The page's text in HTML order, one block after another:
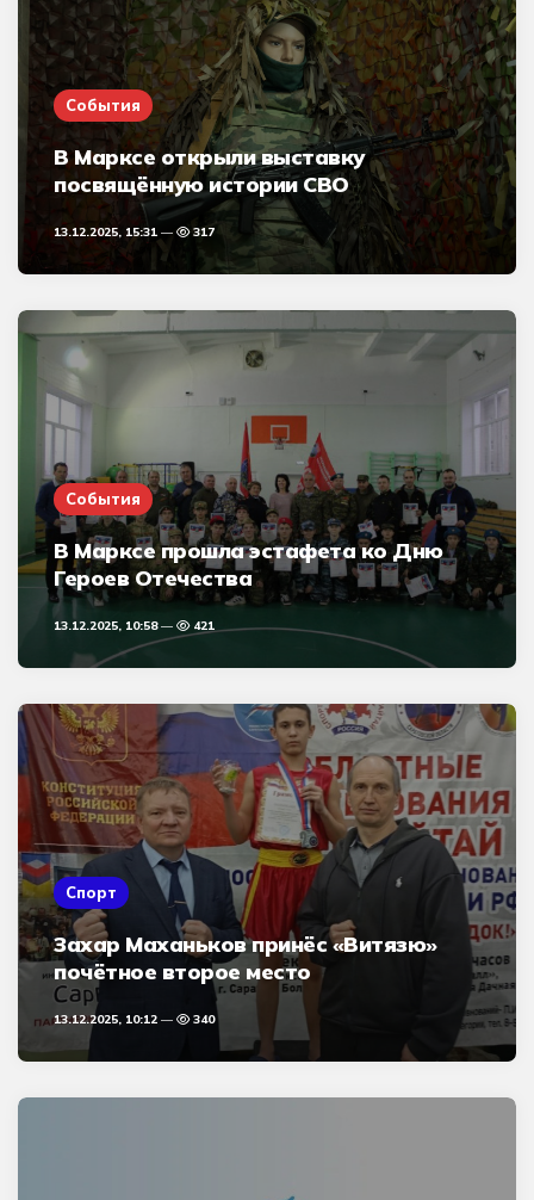
События
В Марксе открыли выставку
посвящённую истории СВО
13.12.2025, 15:31 317
События
В Марксе прошла эстафета ко Дню
Героев Отечества
13.12.2025, 10:58 421
Спорт
Захар Маханьков принёс «Витязю»
почётное второе место
13.12.2025, 10:12 340